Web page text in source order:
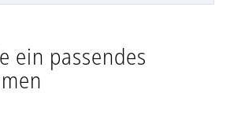
ein passendes